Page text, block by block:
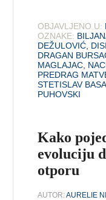
OBJAVLJENO U:
OZNAKE:
DEŽULOVIĆ
DRAGAN
MAGLAJAC
PREDRAG
STETISLAV
PUHOVSKI
Kako
evoluciju
otporu
AUTOR:AURELIE